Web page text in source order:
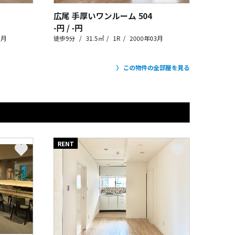
広尾 手厚いワンルーム 504
-円 / -円
徒歩9分 31.5㎡ 1R 2000年03月
この物件の全部屋を見る
RENT